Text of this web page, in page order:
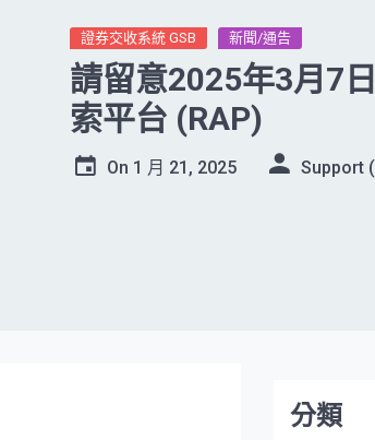
證券交收系統 GSB 新聞/通告
請留意2025年3月7
索平台 (RAP)
On 1 月 21, 2025 Support
分類